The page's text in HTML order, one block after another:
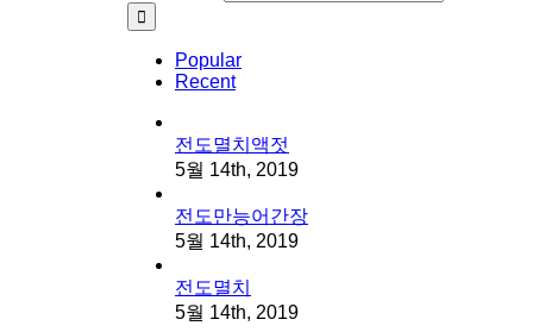
Popular
Recent
전도멸치액젓
5월 14th, 2019
전도만능어간장
5월 14th, 2019
전도멸치
5월 14th, 2019